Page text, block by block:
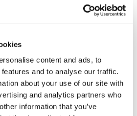
content and ads, to
and to analyse our traffic.
about your use of our site with
and analytics partners who
information that you’ve